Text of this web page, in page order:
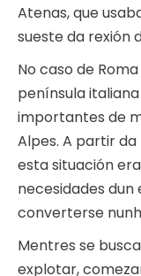
Atenas, que
sueste da rexión
No caso de
península
importantes de
Alpes. A partir
esta situación
necesidades
converterse
Mentres se
explotar,